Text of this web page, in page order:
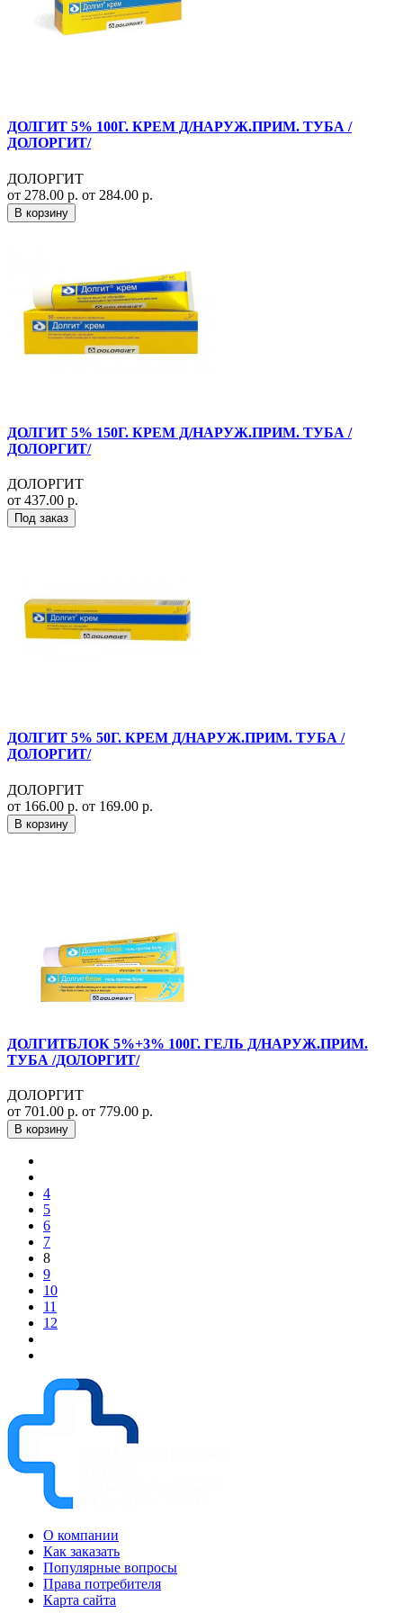
ДОЛГИТ 5% 100Г. КРЕМ Д/НАРУЖ.ПРИМ. ТУБА /
ДОЛОРГИТ/
ДОЛОРГИТ
от 278.00 р. от 284.00 р.
В корзину
ДОЛГИТ 5% 150Г. КРЕМ Д/НАРУЖ.ПРИМ. ТУБА /
ДОЛОРГИТ/
ДОЛОРГИТ
от 437.00 р.
Под заказ
ДОЛГИТ 5% 50Г. КРЕМ Д/НАРУЖ.ПРИМ. ТУБА /
ДОЛОРГИТ/
ДОЛОРГИТ
от 166.00 р. от 169.00 р.
В корзину
ДОЛГИТБЛОК 5%+3% 100Г. ГЕЛЬ Д/НАРУЖ.ПРИМ.
ТУБА /ДОЛОРГИТ/
ДОЛОРГИТ
от 701.00 р. от 779.00 р.
В корзину
4
5
6
7
8
9
10
11
12
О компании
Как заказать
Популярные вопросы
Права потребителя
Карта сайта